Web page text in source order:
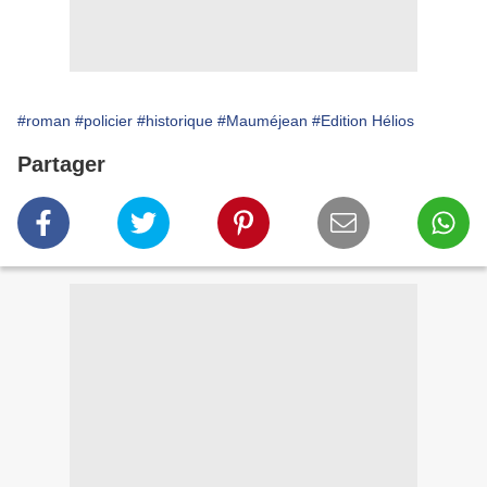
#roman #policier #historique #Mauméjean #Edition Hélios
Partager